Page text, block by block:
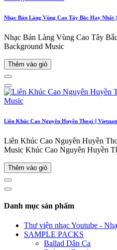
Nhạc Bản Làng Vùng Cao Tây Bắc Hay Nhất
Nhạc Bản Làng Vùng Cao Tây
Background Music
Thêm vào giỏ
Liên Khúc Cao Nguyên Huyền Thoại ||
Liên Khúc Cao Nguyên Huyền
Music Khúc Cao Nguyên Huyền
Thêm vào giỏ
Danh mục sản phẩm
Thư viện nhạc Youtube -
SAMPLE PACKS
Ballad Dân Ca